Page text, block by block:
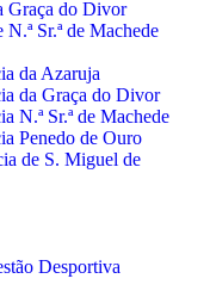
Graça do Divor
Sr.ª de Machede
da Azaruja
da Graça do Divor
N.ª Sr.ª de Machede
Penedo de Ouro
de S. Miguel de
Desportiva